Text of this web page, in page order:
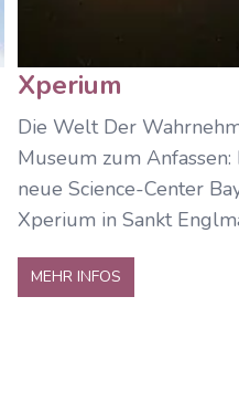
Xperium
Die Welt Der
Museum zum Anfassen:
neue Science-Center
Xperium in Sankt
MEHR INFOS